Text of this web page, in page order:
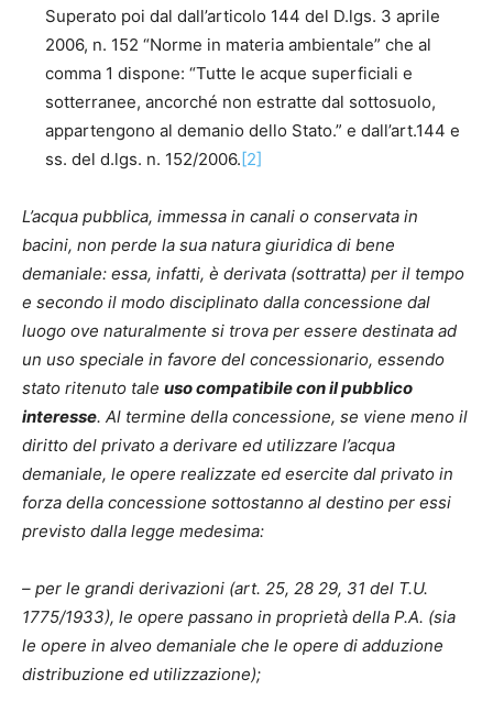
Superato poi dal dall’articolo 144 del D.lgs. 3 aprile
2006, n. 152 “Norme in materia ambientale” che al
comma 1 dispone: “Tutte le acque superficiali e
sotterranee, ancorché non estratte dal sottosuolo,
appartengono al demanio dello Stato.” e dall’art.144 e
ss. del d.lgs. n. 152/2006. [2]
L’acqua pubblica, immessa in canali o conservata in
bacini, non perde la sua natura giuridica di bene
demaniale: essa, infatti, è derivata (sottratta) per il tempo
e secondo il modo disciplinato dalla concessione dal
luogo ove naturalmente si trova per essere destinata ad
un uso speciale in favore del concessionario, essendo
stato ritenuto tale uso compatibile con il pubblico
interesse. Al termine della concessione, se viene meno il
diritto del privato a derivare ed utilizzare l’acqua
demaniale, le opere realizzate ed esercite dal privato in
forza della concessione sottostanno al destino per essi
previsto dalla legge medesima:
– per le grandi derivazioni (art. 25, 28 29, 31 del T.U.
1775/1933), le opere passano in proprietà della P.A. (sia
le opere in alveo demaniale che le opere di adduzione
distribuzione ed utilizzazione);